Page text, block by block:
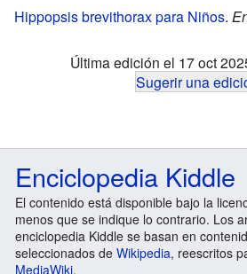
Hippopsis brevithorax para Niños.
Última edición el 17 oct
Sugerir una
Enciclopedia Kiddle
El contenido está disponible bajo la
menos que se indique lo contrario. Los
enciclopedia Kiddle se basan en
seleccionados de Wikipedia, reescritos
MediaWiki.